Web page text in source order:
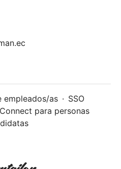
empleados/as · SSO
para personas